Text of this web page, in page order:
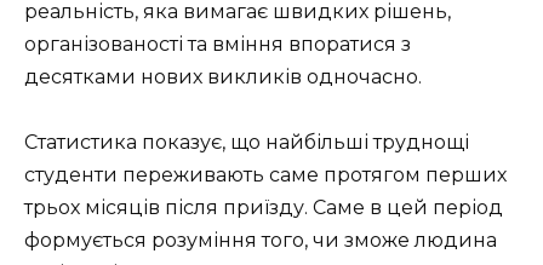
реальність, яка вимагає швидких рішень,
організованості та вміння впоратися з
десятками нових викликів одночасно.
Статистика показує, що найбільші труднощі
студенти переживають саме протягом перших
трьох місяців після приїзду. Саме в цей період
формується розуміння того, чи зможе людина